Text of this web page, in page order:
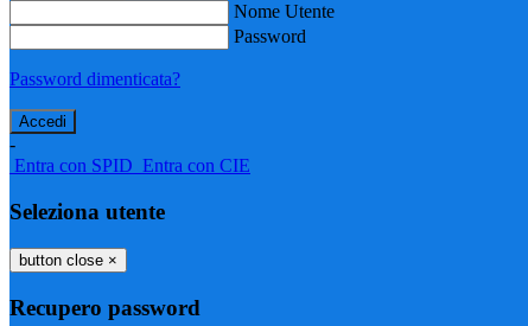
Nome Utente
Password
Password dimenticata?
-
Entra con SPID Entra con CIE
Seleziona utente
button close ×
Recupero password